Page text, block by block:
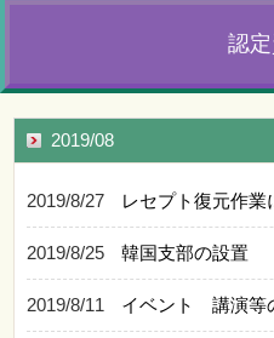
認
2019/08
2019/8/27 レセプト復元作業
2019/8/25 韓国支部の設置
2019/8/11 イベント 講演等